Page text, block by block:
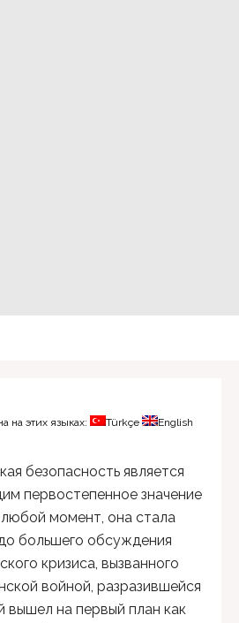
на этих языках: Türkçe English
безопасность является
первостепенное значение
момент, она стала
большего обсуждения
кризиса, вызванного
войной, разразившейся
вышел на первый план как